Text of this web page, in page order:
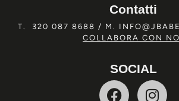
Contatti
T. 320 087 8688 / M.
COLLABORA CON
SOCIAL